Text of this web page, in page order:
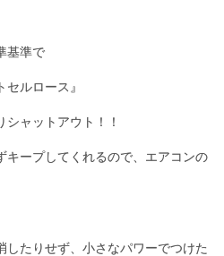
基準で
セルロース』
ャットアウト！！
キープしてくれるので、エアコンの
したりせず、小さなパワーでつけた